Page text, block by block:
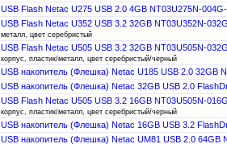
USB Flash Netac U275 USB 2.0 4GB NT03U275N-004G-
USB Flash Netac U352 USB 3.2 32GB NT03U352N-
металл, цвет серебристый
USB Flash Netac U505 USB 3.2 32GB NT03U505N-
корпус, пластик/металл, цвет серебристый/черный
USB накопитель (Флешка) Netac U185 USB 2.0 32GB
USB накопитель (Флешка) Netac 32GB USB 2.0
USB Flash Netac U505 USB 3.2 16GB NT03U505N-
корпус, пластик/металл, цвет серебристый/черный
USB накопитель (Флешка) Netac 16GB USB 3.2
USB накопитель (Флешка) Netac UM81 USB 2.0 64GB